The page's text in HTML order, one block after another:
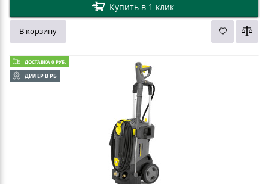
Купить в 1 клик
В корзину
ДОСТАВКА 0 РУБ.
ДИЛЕР В РБ